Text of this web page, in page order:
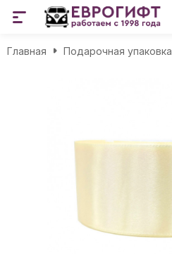
Главная Подарочная упаковка